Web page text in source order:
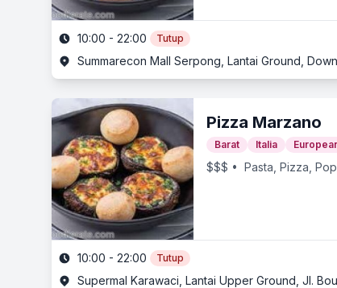
10:00 - 22:00 Tutup
Pizza Marzano
Barat Italia
$$$ • Pasta, Pizza,
10:00 - 22:00 Tutup
Supermal Karawaci, Lantai Upper Ground, Jl.